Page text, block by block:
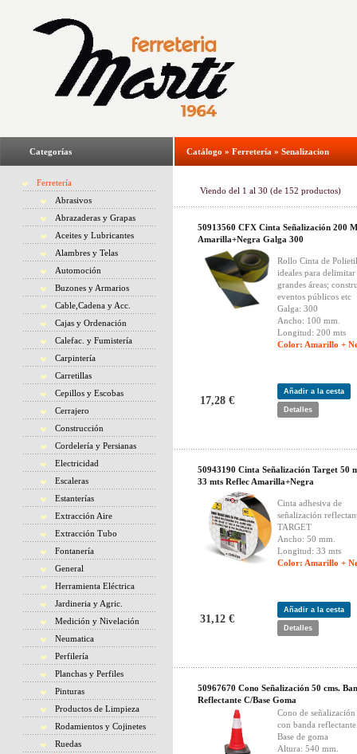
Categorías
Ferretería
Abrasivos
Abrazaderas y Grapas
Aceites y Lubricantes
Alambres y Telas
Automoción
Buzones y Armarios
Cable,Cadena y Acc.
Cajas y Ordenación
Calefac. y Fumistería
Carpintería
Carretillas
Cepillos y Escobas
Cerrajero
Construcción
Cordelería y Persianas
Electricidad
Escaleras
Estanterías
Extracción Aire
Extracción Tubo
Fontanería
General
Herramienta Eléctrica
Jardineria y Agric.
Medición y Nivelación
Neumatica
Perfilería
Planchas y Perfiles
Pinturas
Productos de Limpieza
Rodamientos y Cojinetes
Ruedas
Catálogo » Ferretería » Senalizacion
Viendo del 1 al 30 (de 152 productos)
50913560 CFX Cinta Señalización 200
Amarilla+Negra Galga 300
Rollo Cinta de
ideales para delimitar
grandes áreas;
eventos públicos etc
Galga: 300
Ancho: 100 mm.
Longitud: 200 mts
Color: Amarillo +
17,28 €
Añadir a la cesta
Detalles
50943190 Cinta Señalización Target 50
33 mts Reflec Amarilla+Negra
Cinta adhesiva de
señalización
TARGET
Ancho: 50 mm.
Longitud: 33 mts
Color: Amarillo +
31,12 €
Añadir a la cesta
Detalles
50967670 Cono Señalización 50 cms.
Reflectante C/Base Goma
Cono de
con banda
Base de goma
Altura: 540 mm.